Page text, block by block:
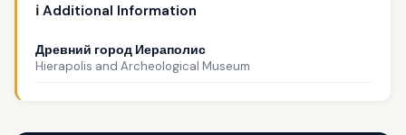
ℹ️ Additional Information
Древний город Иераполис
Hierapolis and Archeological Museum